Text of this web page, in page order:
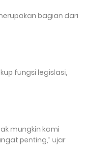
bagian dari
fungsi legislasi,
mungkin kami
penting,” ujar